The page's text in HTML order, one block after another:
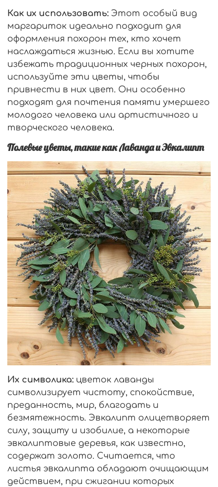
Как их использовать: Этот особый вид
маргариток идеально подходит для
оформления похорон тех, кто хочет
наслаждаться жизнью. Если вы хотите
избежать традиционных черных похорон,
используйте эти цветы, чтобы
привнести в них цвет. Они особенно
подходят для почтения памяти умершего
молодого человека или артистичного и
творческого человека.
Полевые цветы, такие как Лаванда и Эвкалипт
Их символика: цветок лаванды
символизирует чистоту, спокойствие,
преданность, мир, благодать и
безмятежность. Эвкалипт олицетворяет
силу, защиту и изобилие, а некоторые
эвкалиптовые деревья, как известно,
содержат золото. Считается, что
листья эвкалипта обладают очищающим
действием, при сжигании которых